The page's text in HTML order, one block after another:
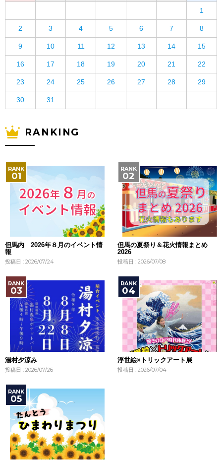
1
2 3 4 5 6 7 8
9 10 11 12 13 14 15
16 17 18 19 20 21 22
23 24 25 26 27 28 29
30 31
RANKING
但馬内 2026年８月のイベント情
報
投稿日 : 2026/07/24
但馬の夏祭り＆花火情報まとめ
2026
投稿日 : 2026/07/08
湯村夕涼み
投稿日 : 2026/07/26
浮世絵×トリックアート展
投稿日 : 2026/07/04